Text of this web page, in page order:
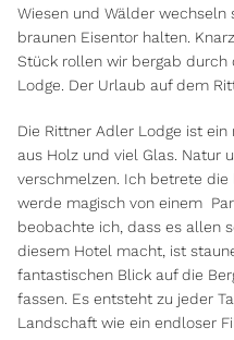
Wiesen und Wälder wechseln
braunen Eisentor halten.
Stück rollen wir bergab durch
Lodge. Der Urlaub auf dem
Die Rittner Adler Lodge ist
aus Holz und viel Glas. Natur
verschmelzen. Ich betrete
werde magisch von einem
beobachte ich, dass es allen
diesem Hotel macht, ist
fantastischen Blick auf die
fassen. Es entsteht zu jeder
Landschaft wie ein endloser